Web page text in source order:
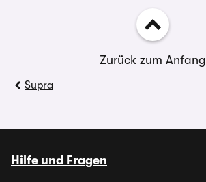
Zurück zum Anfang
Supra
Hilfe und Fragen